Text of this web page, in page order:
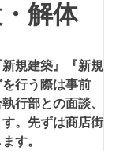
解体
規建築』『新規
行う際は事前
行部との面談、
。先ずは商店街
す。